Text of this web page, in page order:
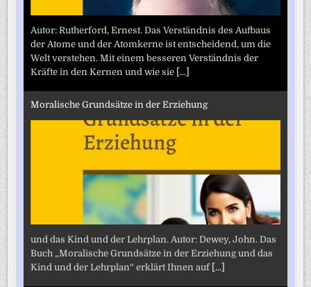
Autor: Rutherford, Ernest. Das Verständnis des Aufbaus
der Atome und der Atomkerne ist entscheidend, um die
Welt verstehen. Mit einem besseren Verständnis der
Kräfte in den Kernen und wie sie [...]
Moralische Grundsätze in der Erziehung
und das Kind und der Lehrplan. Autor: Dewey, John. Das
Buch „Moralische Grundsätze in der Erziehung und das
Kind und der Lehrplan“ erklärt Ihnen auf [...]